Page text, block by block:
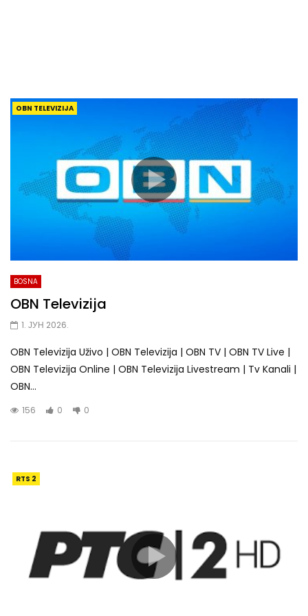
OBN TELEVIZIJA
BOSNA
OBN Televizija
1. ЈУН 2026.
OBN Televizija Uživo | OBN Televizija | OBN TV | OBN TV Live |
OBN Televizija Online | OBN Televizija Livestream | Tv Kanali |
OBN...
156 0 0
RTS 2